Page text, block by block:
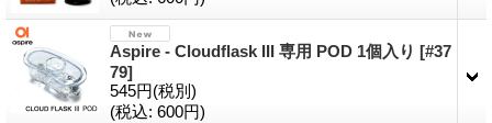
Aspire - Cloudflask III 専用 POD 1個入り [#37
79]
545円(税別)
(税込: 600円)